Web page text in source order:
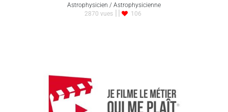
Astrophysicien / Astrophysicienne
2870 vues
106